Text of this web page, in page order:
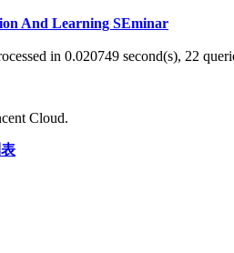
And Learning SEminar
in 0.020749 second(s), 22
Cloud.